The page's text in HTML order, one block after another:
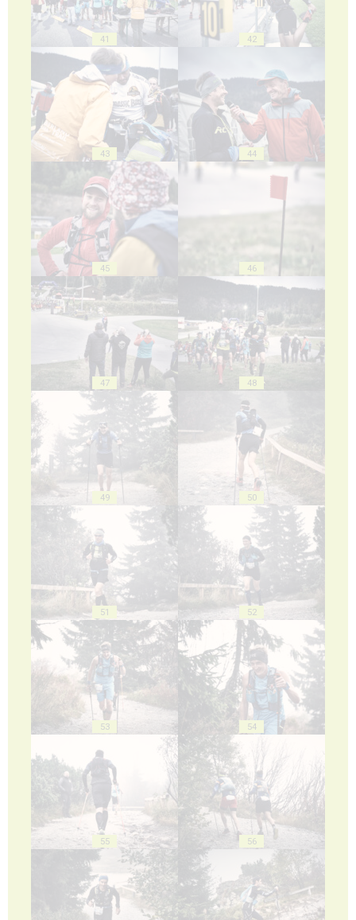
41 42
43 44
45 46
47 48
49 50
51 52
53 54
55 56